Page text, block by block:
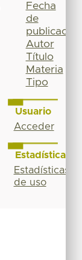
Fecha
de
publicación
Autor
Título
Materia
Tipo
Usuario
Acceder
Estadísticas
Estadísticas
de uso